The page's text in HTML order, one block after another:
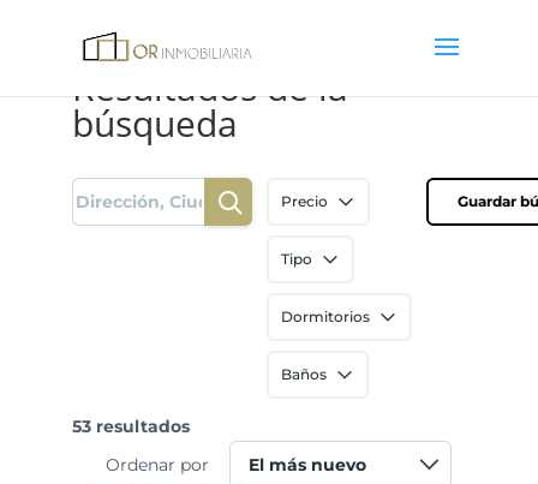
Resultados de la
búsqueda
Guardar
Precio
Tipo
Dormitorios
Baños
53 resultados
Ordenar por